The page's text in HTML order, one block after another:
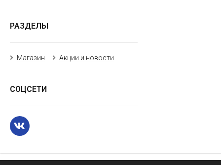
РАЗДЕЛЫ
Магазин Акции и новости
СОЦСЕТИ